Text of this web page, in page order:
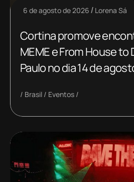
6 de agosto de 2026 Lorena Sá
Cortina promove
MEME e From House to
Paulo no dia 14 de
Brasil Eventos